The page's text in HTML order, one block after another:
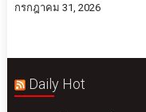
กรกฎาคม 31, 2026
Daily Hot